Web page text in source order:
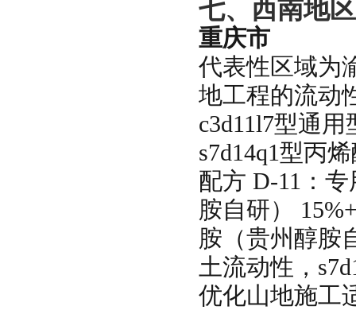
七、西南地
重庆市
代表性区域为
地工程的流动
c3d11l7型通
s7d14q1型丙
配方 D-11：
胺自研）
胺（贵州醇胺
土流动性，
优化山地施工